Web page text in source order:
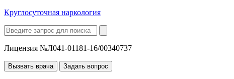
Круглосуточная наркология
Лицензия №Л041-01181-16/00340737
Вызвать врача Задать вопрос